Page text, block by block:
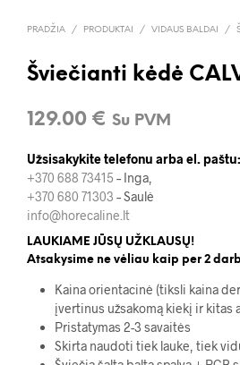
PRADŽIA / PRODUKTAI / VIDAUS BALDAI /
Šviečianti kėdė
129.00 € Su PVM
Užsisakykite telefonu arba el. paštu:
+370 688 73415 – Inga,
+370 680 71303 – Saulė
info@horecaline.lt
LAUKIAME JŪSŲ UŽKLAUSŲ!
Atsakysime ne vėliau kaip per 2
Kaina orientacinė (tiksli kaina
įvertinus užsakomą kiekį ir kitas
Pristatymas 2-3 savaitės
Skirta naudoti tiek lauke, tiek